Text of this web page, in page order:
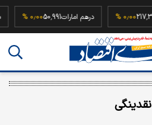
یورو217,300 درهم امارات50,991
نقدینگی